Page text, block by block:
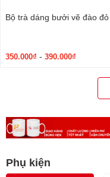
Bộ trà dáng bưởi vẽ đào đỏ
350.000₫ - 390.000₫
Phụ kiện